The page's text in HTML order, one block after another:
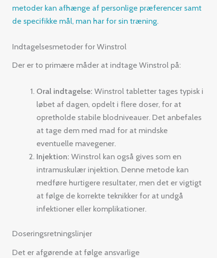
metoder kan afhænge af personlige præferencer samt
de specifikke mål, man har for sin træning.
Indtagelsesmetoder for Winstrol
Der er to primære måder at indtage Winstrol på:
Oral indtagelse: Winstrol tabletter tages typisk i
løbet af dagen, opdelt i flere doser, for at
opretholde stabile blodniveauer. Det anbefales
at tage dem med mad for at mindske
eventuelle mavegener.
Injektion: Winstrol kan også gives som en
intramuskulær injektion. Denne metode kan
medføre hurtigere resultater, men det er vigtigt
at følge de korrekte teknikker for at undgå
infektioner eller komplikationer.
Doseringsretningslinjer
Det er afgørende at følge ansvarlige